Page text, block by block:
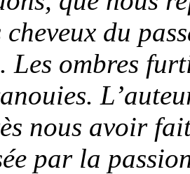
du
Les ombres
nous avoir
par la